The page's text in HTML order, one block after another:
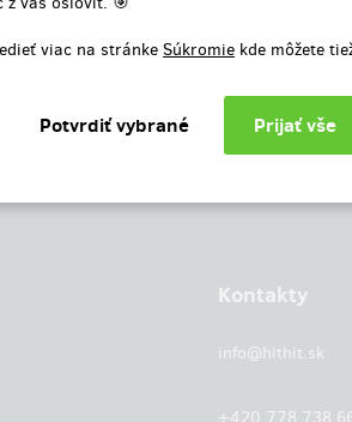
viac na stránke Súkromie kde môžete
Kontakty
info@hithit.sk